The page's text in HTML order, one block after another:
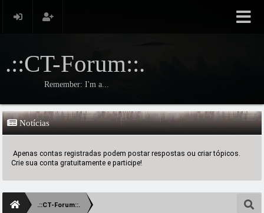
.::CT-Forum::.
Remember: I'm a...
Notícias
Apenas contas registradas podem postar respostas ou criar tópicos.
Crie sua conta gratuitamente e participe!
.::CT-Forum::.